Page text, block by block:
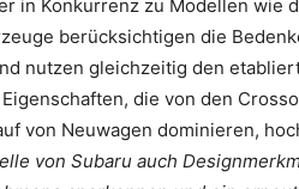
in Konkurrenz zu Modellen wie
berücksichtigen die
nutzen gleichzeitig den
die von den
von Neuwagen dominieren,
von Subaru auch